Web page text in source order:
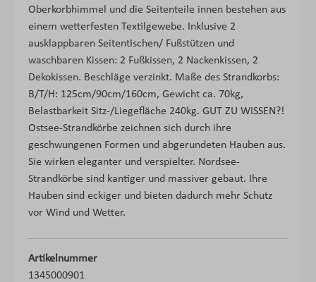
Oberkorbhimmel und die Seitenteile innen bestehen aus
einem wetterfesten Textilgewebe. Inklusive 2
ausklappbaren Seitentischen/ Fußstützen und
waschbaren Kissen: 2 Fußkissen, 2 Nackenkissen, 2
Dekokissen. Beschläge verzinkt. Maße des Strandkorbs:
B/T/H: 125cm/90cm/160cm, Gewicht ca. 70kg,
Belastbarkeit Sitz-/Liegefläche 240kg. GUT ZU WISSEN?!
Ostsee-Strandkörbe zeichnen sich durch ihre
geschwungenen Formen und abgerundeten Hauben aus.
Sie wirken eleganter und verspielter. Nordsee-
Strandkörbe sind kantiger und massiver gebaut. Ihre
Hauben sind eckiger und bieten dadurch mehr Schutz
vor Wind und Wetter.
Artikelnummer
1345000901